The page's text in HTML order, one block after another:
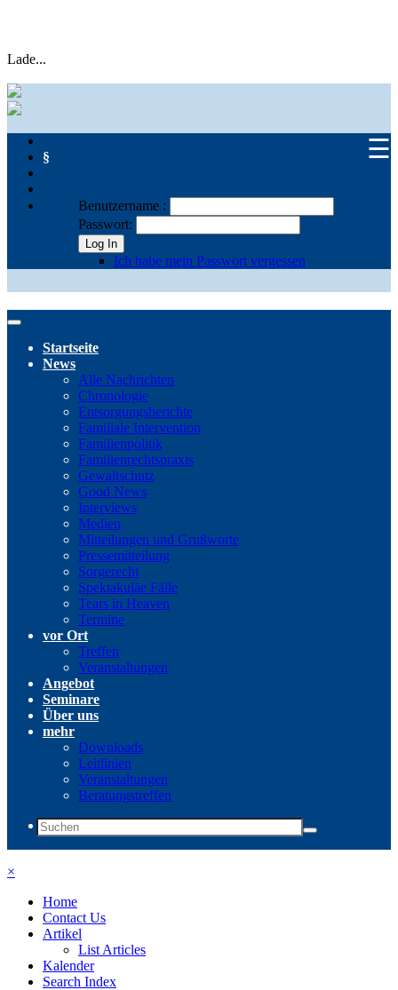
Lade...
☰
§
Benutzername :
Passwort:
Log In
Ich habe mein Passwort vergessen
Startseite
News
Alle Nachrichten
Chronologie
Entsorgungsberichte
Familiale Intervention
Familienpolitik
Familienrechtspraxis
Gewaltschutz
Good News
Interviews
Medien
Mitteilungen und Grußworte
Pressemitteilung
Sorgerecht
Spektakuläe Fälle
Tears in Heaven
Termine
vor Ort
Treffen
Veranstaltungen
Angebot
Seminare
Über uns
mehr
Downloads
Leitlinien
Veranstaltungen
Beratungstreffen
×
Home
Contact Us
Artikel
List Articles
Kalender
Search Index